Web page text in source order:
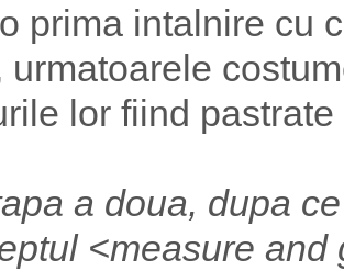
prima intalnire cu
urmatoarele
lor fiind
a doua, dupa
<measure